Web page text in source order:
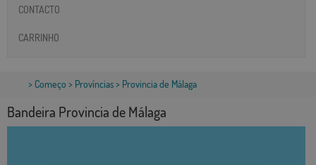
CONTACTO
CARRINHO
> Começo > Províncias> Provincia de Málaga
Bandeira Provincia de Málaga